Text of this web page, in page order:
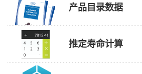
产品目录数据
推定寿命计算